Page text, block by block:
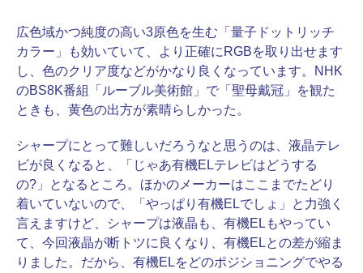
広色域かつ純度の高い3原色を生む「量子ドットリッチ
カラー」も効いていて、より正確にRGBを取り出せます
し、色のクリア度などがかなり良くなっています。NHK
のBS8K番組「ルーブル美術館」で「聖母戴冠」を観た
ときも、黄色の出方が素晴らしかった。
シャープにとって難しいだろうなと思うのは、液晶テレ
ビが良くなると、「じゃあ有機ELテレビはどうする
の?」となるところ。ほかのメーカーはここまでたどり
着いていないので、「やっぱり有機ELでしょ」と力強く
言えますけど、シャープは液晶も、有機ELもやってい
て、今回液晶が断トツに良くなり、有機ELとの差が縮ま
りました。だから、有機ELをどのポジショニングでやる